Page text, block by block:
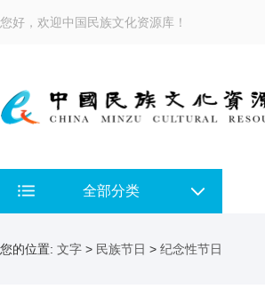
您好，欢迎中国民族文化资源库！
全部分类
您的位置: 文字 > 民族节日 > 纪念性节日